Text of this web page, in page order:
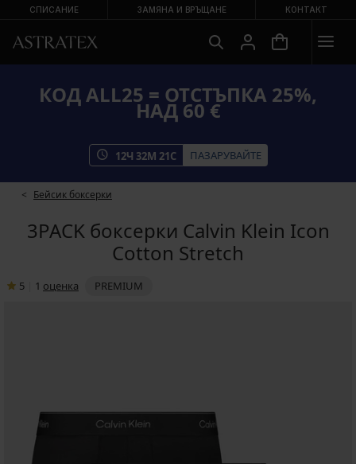
СПИСАНИЕ ЗАМЯНА И ВРЪЩАНЕ КОНТАКТ
КОД ALL25 = ОТСТЪПКА 25%,
НАД 60 €
12Ч 32М 20С ПАЗАРУВАЙТЕ
Бейсик боксерки
3PACK боксерки Calvin Klein Icon
Cotton Stretch
5 1 oценка PREMIUM